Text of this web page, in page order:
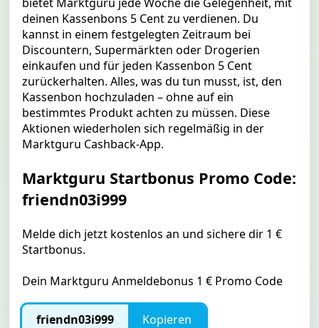
deinen Kassenbons 5 Cent zu verdienen. Du
kannst in einem festgelegten Zeitraum bei
Discountern, Supermärkten oder Drogerien
einkaufen und für jeden Kassenbon 5 Cent
zurückerhalten. Alles, was du tun musst, ist, den
Kassenbon hochzuladen – ohne auf ein
bestimmtes Produkt achten zu müssen. Diese
Aktionen wiederholen sich regelmäßig in der
Marktguru Cashback-App.
Marktguru Startbonus Promo Code:
friendn03i999
Melde dich jetzt kostenlos an und sichere dir 1 €
Startbonus.
Dein Marktguru Anmeldebonus 1 € Promo Code
friendn03i999 Kopieren